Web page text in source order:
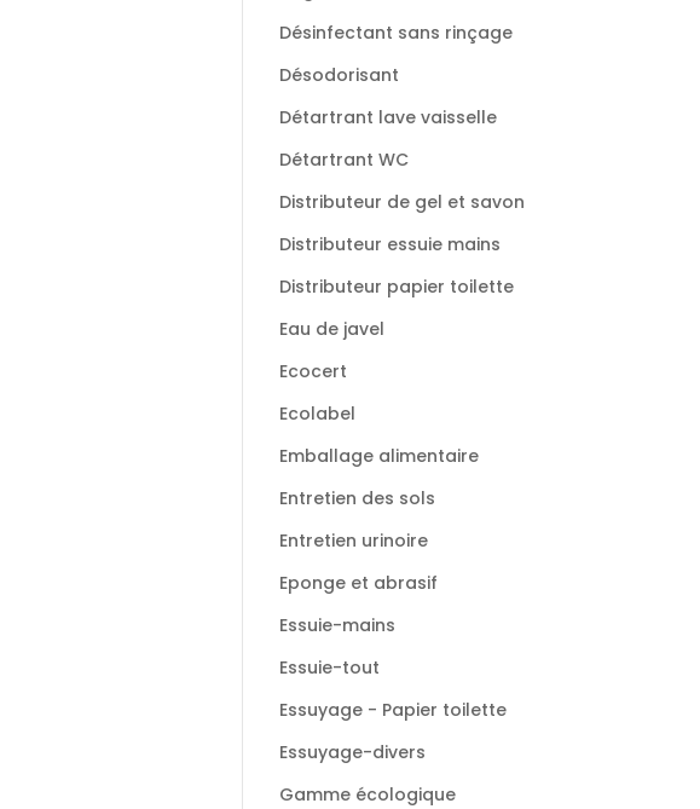
Désinfectant sans rinçage
Désodorisant
Détartrant lave vaisselle
Détartrant WC
Distributeur de gel et savon
Distributeur essuie mains
Distributeur papier toilette
Eau de javel
Ecocert
Ecolabel
Emballage alimentaire
Entretien des sols
Entretien urinoire
Eponge et abrasif
Essuie-mains
Essuie-tout
Essuyage - Papier toilette
Essuyage-divers
Gamme écologique